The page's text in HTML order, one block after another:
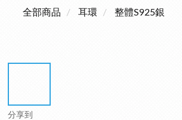
全部商品 耳環 整體S925銀
分享到